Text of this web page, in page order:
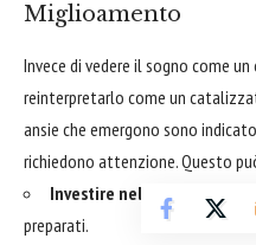
Miglioamento
Invece di vedere il sogno come
reinterpretarlo come un
ansie che emergono sono
richiedono attenzione. Questo
Investire nello sviluppo di
preparati.